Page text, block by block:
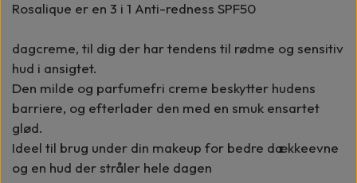
Rosalique er en 3 i 1 Anti-redness SPF50
dagcreme, til dig der har tendens til rødme og sensitiv
hud i ansigtet.
Den milde og parfumefri creme beskytter hudens
barriere, og efterlader den med en smuk ensartet
glød.
Ideel til brug under din makeup for bedre dækkeevne
og en hud der stråler hele dagen